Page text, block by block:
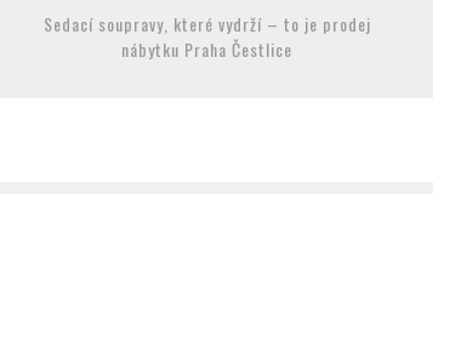
Sedací soupravy, které vydrží – to je prodej
nábytku Praha Čestlice